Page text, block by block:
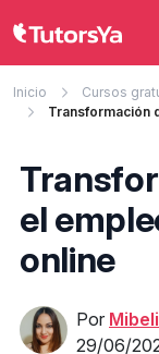
Inicio
Cursos
Transformación digital
el
online
Por
29/06/